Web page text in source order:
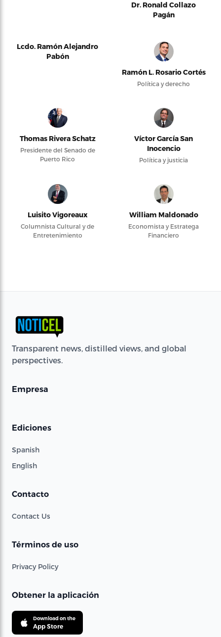
Dr. Ronald Collazo
Pagán
Lcdo. Ramón Alejandro
Pabón
Ramón L. Rosario Cortés
Política y derecho
Thomas Rivera Schatz
Presidente del Senado de
Puerto Rico
Víctor García San
Inocencio
Política y justicia
Luisito Vigoreaux
Columnista Cultural y de
Entretenimiento
William Maldonado
Economista y Estratega
Financiero
Transparent news, distilled views, and global
perspectives.
Empresa
Ediciones
Spanish
English
Contacto
Contact Us
Términos de uso
Privacy Policy
Obtener la aplicación
Download on the
App Store